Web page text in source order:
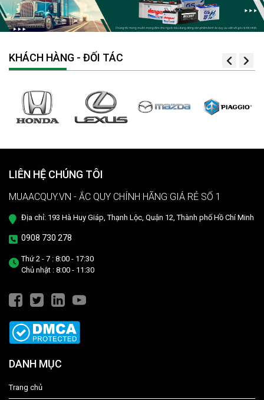
KHÁCH HÀNG - ĐỐI TÁC
LIÊN HỆ CHÚNG TÔI
MUAACQUY.VN - ẮC QUY CHÍNH HÃNG GIÁ RẺ SỐ 1
Địa chỉ: 193 Hà Huy Giáp, Thạnh Lộc, Quận 12, Thành phố Hồ Chí Minh
0908 730 278
Thứ 2 - 7 : 8:00 - 17:30
Chủ nhật : 8:00 - 11:30
DANH MỤC
Trang chủ